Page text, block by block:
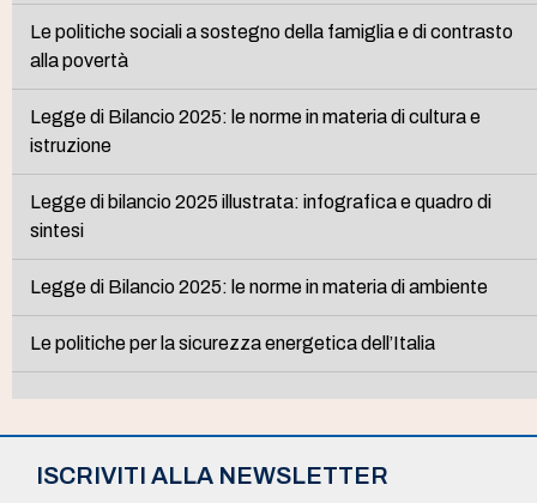
Le politiche sociali a sostegno della famiglia e di contrasto
alla povertà
Legge di Bilancio 2025: le norme in materia di cultura e
istruzione
Legge di bilancio 2025 illustrata: infografica e quadro di
sintesi
Legge di Bilancio 2025: le norme in materia di ambiente
Le politiche per la sicurezza energetica dell’Italia
ISCRIVITI ALLA NEWSLETTER